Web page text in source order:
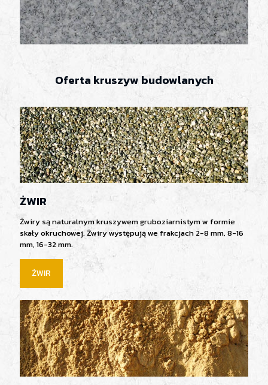
Oferta kruszyw budowlanych
ŻWIR
Żwiry są naturalnym kruszywem gruboziarnistym w formie
skały okruchowej. Żwiry występują we frakcjach 2-8 mm, 8-16
mm, 16-32 mm.
ŻWIR